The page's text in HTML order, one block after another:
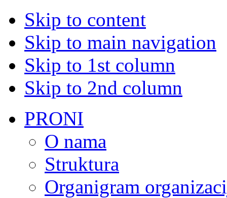
Skip to content
Skip to main navigation
Skip to 1st column
Skip to 2nd column
PRONI
O nama
Struktura
Organigram